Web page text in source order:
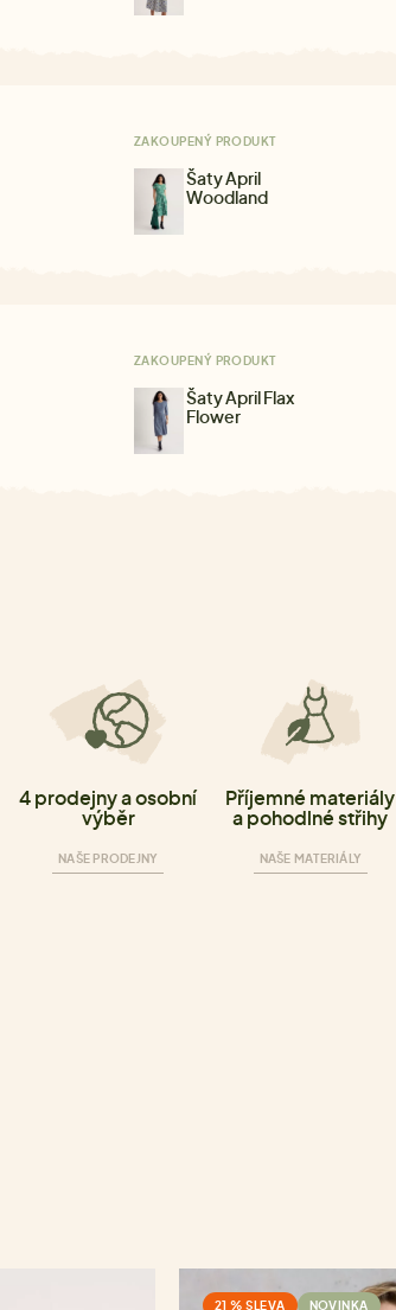
ZAKOUPENÝ PRODUKT
Šaty April
Woodland
ZAKOUPENÝ PRODUKT
Šaty April Flax
Flower
4 prodejny a osobní
výběr
NAŠE PRODEJNY
Příjemné materiály
a pohodlné střihy
NAŠE MATERIÁLY
21 % SLEVA NOVINKA